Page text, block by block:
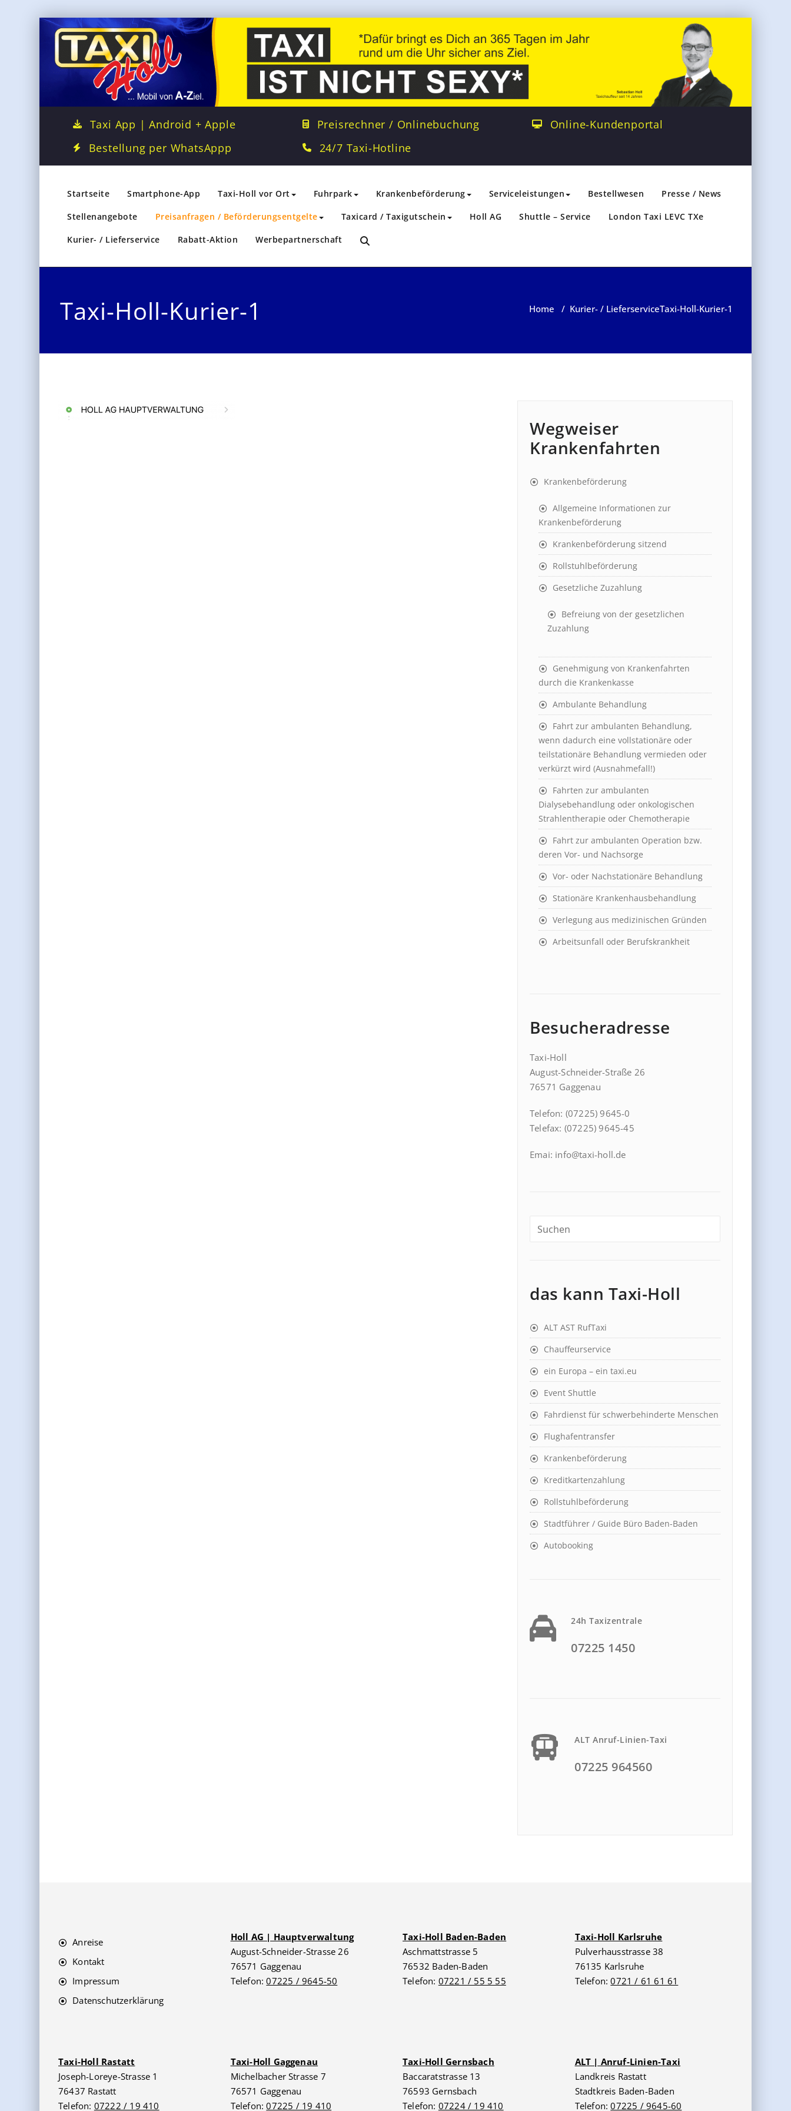
Taxi App | Android + Apple
Bestellung per WhatsAppp
Preisrechner / Onlinebuchung
24/7 Taxi-Hotline
Online-Kundenportal
Startseite Smartphone-App Taxi-Holl vor Ort Fuhrpark Krankenbeförderung Serviceleistungen Bestellwesen Presse / News
Stellenangebote Preisanfragen / Beförderungsentgelte Taxicard / Taxigutschein Holl AG Shuttle – Service London Taxi LEVC TXe
Kurier- / Lieferservice Rabatt-Aktion Werbepartnerschaft
Taxi-Holl-Kurier-1 Home / Kurier- / LieferserviceTaxi-Holl-Kurier-1
Wegweiser
Krankenfahrten
Krankenbeförderung
Allgemeine Informationen zur
Krankenbeförderung
Krankenbeförderung sitzend
Rollstuhlbeförderung
Gesetzliche Zuzahlung
Befreiung von der gesetzlichen
Zuzahlung
Genehmigung von Krankenfahrten
durch die Krankenkasse
Ambulante Behandlung
Fahrt zur ambulanten Behandlung,
wenn dadurch eine vollstationäre oder
teilstationäre Behandlung vermieden oder
verkürzt wird (Ausnahmefall!)
Fahrten zur ambulanten
Dialysebehandlung oder onkologischen
Strahlentherapie oder Chemotherapie
Fahrt zur ambulanten Operation bzw.
deren Vor- und Nachsorge
Vor- oder Nachstationäre Behandlung
Stationäre Krankenhausbehandlung
Verlegung aus medizinischen Gründen
Arbeitsunfall oder Berufskrankheit
Besucheradresse
Taxi-Holl
August-Schneider-Straße 26
76571 Gaggenau
Telefon: (07225) 9645-0
Telefax: (07225) 9645-45
Emai: info@taxi-holl.de
das kann Taxi-Holl
ALT AST RufTaxi
Chauffeurservice
ein Europa – ein taxi.eu
Event Shuttle
Fahrdienst für schwerbehinderte Menschen
Flughafentransfer
Krankenbeförderung
Kreditkartenzahlung
Rollstuhlbeförderung
Stadtführer / Guide Büro Baden-Baden
Autobooking
24h Taxizentrale
07225 1450
ALT Anruf-Linien-Taxi
07225 964560
Anreise
Kontakt
Impressum
Datenschutzerklärung
Holl AG | Hauptverwaltung
August-Schneider-Strasse 26
76571 Gaggenau
Telefon:07225 / 9645-50
Taxi-Holl Baden-Baden
Aschmattstrasse 5
76532 Baden-Baden
Telefon: 07221 / 55 5 55
Taxi-Holl Karlsruhe
Pulverhausstrasse 38
76135 Karlsruhe
Telefon:0721 / 61 61 61
Taxi-Holl Rastatt
Joseph-Loreye-Strasse 1
76437 Rastatt
Telefon: 07222 / 19 410
Taxi-Holl Gaggenau
Michelbacher Strasse 7
76571 Gaggenau
Telefon:07225 / 19 410
Taxi-Holl Gernsbach
Baccaratstrasse 13
76593 Gernsbach
Telefon: 07224 / 19 410
ALT | Anruf-Linien-Taxi
Landkreis Rastatt
Stadtkreis Baden-Baden
Telefon:07225 / 9645-60